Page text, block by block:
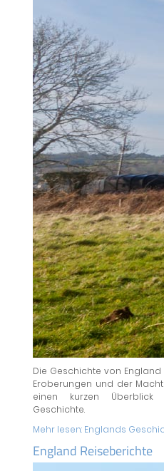
Die Geschichte von
Eroberungen und der
einen kurzen
Geschichte.
Mehr lesen: Englands
England Reiseberichte